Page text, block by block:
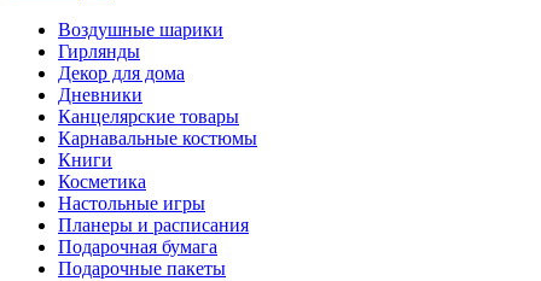
Воздушные шарики
Гирлянды
Декор для дома
Дневники
Канцелярские товары
Карнавальные костюмы
Книги
Косметика
Настольные игры
Планеры и расписания
Подарочная бумага
Подарочные пакеты